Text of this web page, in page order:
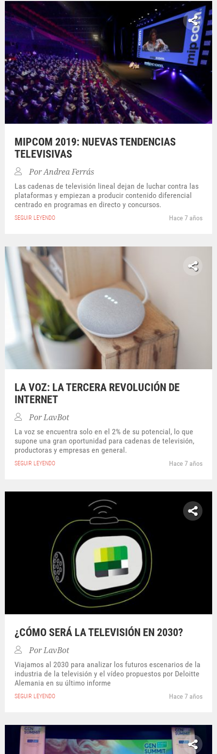
MIPCOM 2019: NUEVAS TENDENCIAS
TELEVISIVAS
PorAndrea Ferrás
Las cadenas de televisión lineal dejan de luchar contra las
plataformas y empiezan a producir contenido diferencial
centrado en programas en directo y concursos.
SEGUIR LEYENDO Hace 7 años
LA VOZ: LA TERCERA REVOLUCIÓN DE
INTERNET
PorLavBot
La voz se encuentra solo en el 2% de su potencial, lo que
supone una gran oportunidad para cadenas de televisión,
productoras y empresas en general.
SEGUIR LEYENDO Hace 7 años
¿CÓMO SERÁ LA TELEVISIÓN EN 2030?
PorLavBot
Viajamos al 2030 para analizar los futuros escenarios de la
industria de la televisión y el vídeo propuestos por Deloitte
Alemania en su último informe
SEGUIR LEYENDO Hace 7 años